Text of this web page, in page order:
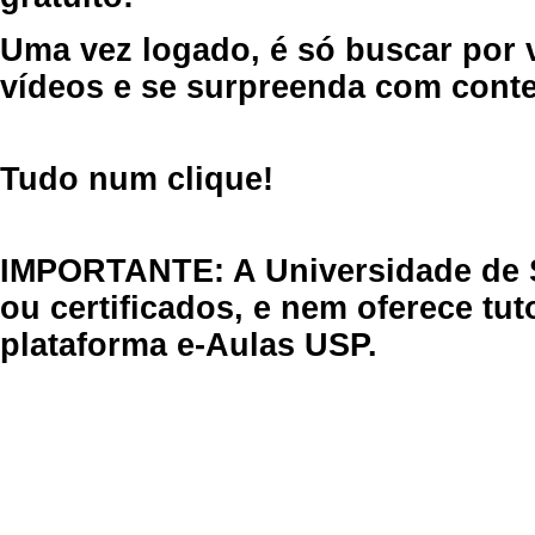
Uma vez logado, é só buscar por
vídeos e se surpreenda com
Tudo num clique!
IMPORTANTE: A Universidade
ou certificados, e nem oferece
plataforma e-Aulas USP.